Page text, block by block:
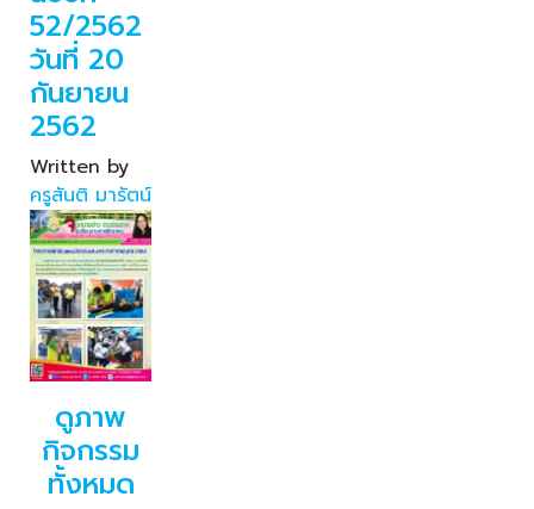
52/2562
วันที่ 20
กันยายน
2562
Written by
ครูสันติ มารัตน์
ดูภาพ
กิจกรรม
ทั้งหมด